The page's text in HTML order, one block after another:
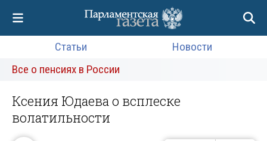
Статьи
Новости
Все о пенсиях в России
Ксения Юдаева о всплеске
волатильности